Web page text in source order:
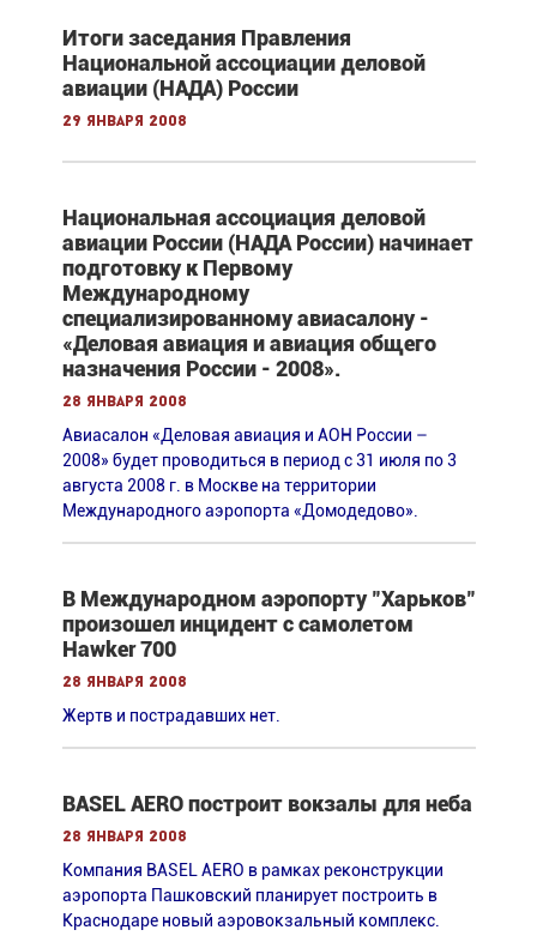
Итоги заседания Правления
Национальной ассоциации деловой
авиации (НАДА) России
29 января 2008
Национальная ассоциация деловой
авиации России (НАДА России) начинает
подготовку к Первому
Международному
специализированному авиасалону -
«Деловая авиация и авиация общего
назначения России - 2008».
28 января 2008
Авиасалон «Деловая авиация и АОН России –
2008» будет проводиться в период с 31 июля по 3
августа 2008 г. в Москве на территории
Международного аэропорта «Домодедово».
В Международном аэропорту "Харьков"
произошел инцидент с самолетом
Hawker 700
28 января 2008
Жертв и пострадавших нет.
BASEL AERO построит вокзалы для неба
28 января 2008
Компания BASEL AERO в рамках реконструкции
аэропорта Пашковский планирует построить в
Краснодаре новый аэровокзальный комплекс.